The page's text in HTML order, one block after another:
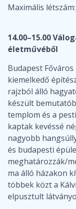
Maximális
14.00–15.00
életművéből
Budapest
kiemelkedő
rajzból álló
készült
templom és a
kaptak kevéssé
nagyobb
és budapesti
meghatározzák/
ma álló házakon
többek közt a
elpusztult